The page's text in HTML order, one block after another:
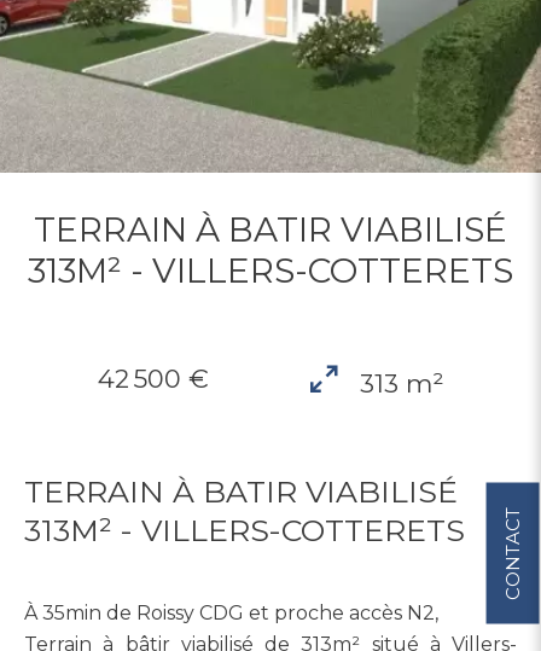
CONTACT
TERRAIN À BATIR VIABILISÉ
313M² - VILLERS-COTTERETS
42 500 € 313 m²
TERRAIN À BATIR VIABILISÉ
313M² - VILLERS-COTTERETS
À 35min de Roissy CDG et proche accès N2,
Terrain à bâtir viabilisé de 313m² situé à Villers-